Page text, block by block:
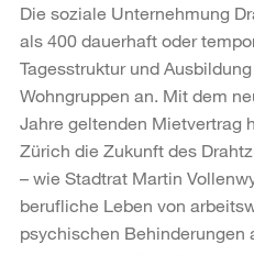
Die soziale Unternehmung
als 400 dauerhaft oder
Tagesstruktur und
Wohngruppen an. Mit dem
Jahre geltenden Mietvertrag
Zürich die Zukunft des
– wie Stadtrat Martin
berufliche Leben von
psychischen Behinderungen